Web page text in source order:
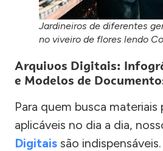
Jardineiros de diferentes
no viveiro de flores lendo
Arquivos Digitais:
e Modelos de
Para quem busca materiais
aplicáveis no dia a dia,
Digitais são